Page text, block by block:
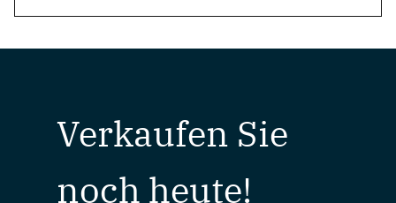
Verkaufen Sie
noch heute!